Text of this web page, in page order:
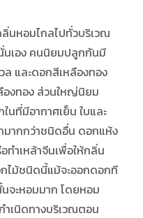
อมไกลไปทั่วบริเวณ
นเอง คนนิยมปลูกกันมี
และดอกสีเหลืองทอง
องทอง ส่วนใหญ่นิยม
นที่มีอากาศเย็น ใบและ
มากกว่าชนิดอื่น ดอกแห้ง
ทำเหล้าจีนเพื่อให้กลิ่น
ไม้ชนิดนี้แม้จะออกดอกที
จะหอมมาก โดยหอม
เนิดทางบริเวณตอน